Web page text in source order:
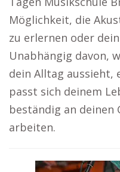
Möglichkeit, die
zu erlernen oder
Unabhängig davon,
dein Alltag aussieht,
passt sich deinem
beständig an
arbeiten.